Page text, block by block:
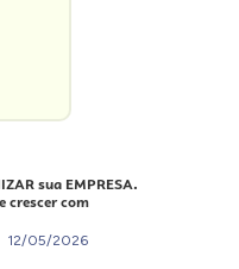
sua EMPRESA.
crescer com
12/05/2026